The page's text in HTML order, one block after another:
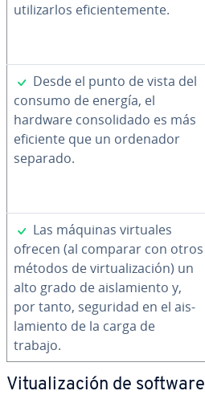
uti­li­zar­los efi­cie­n­te­me­n­te.
✓
Desde el punto de vista del
consumo de energía, el
hardware co­n­so­li­da­do es más
eficiente que un ordenador
separado.
✓
Las máquinas virtuales
ofrecen (al comparar con otros
métodos de vi­r­tua­li­za­ción) un
alto grado de ai­s­la­mie­n­to y,
por tanto, seguridad en el ai­s­
la­mie­n­to de la carga de
trabajo.
Vi­tua­li­za­ción de software